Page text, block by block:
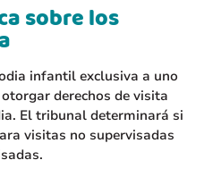
sobre los
infantil exclusiva a uno
derechos de visita
El tribunal determinará si
visitas no supervisadas